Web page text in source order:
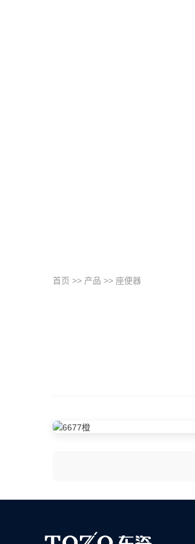
首页 >> 产品 >> 座便器